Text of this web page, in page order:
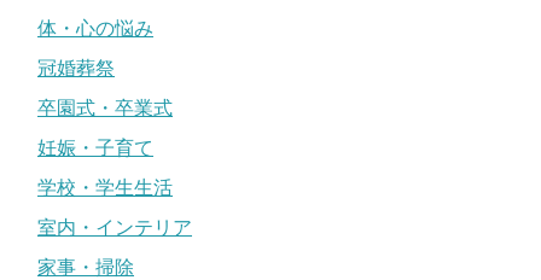
体・心の悩み
冠婚葬祭
卒園式・卒業式
妊娠・子育て
学校・学生生活
室内・インテリア
家事・掃除